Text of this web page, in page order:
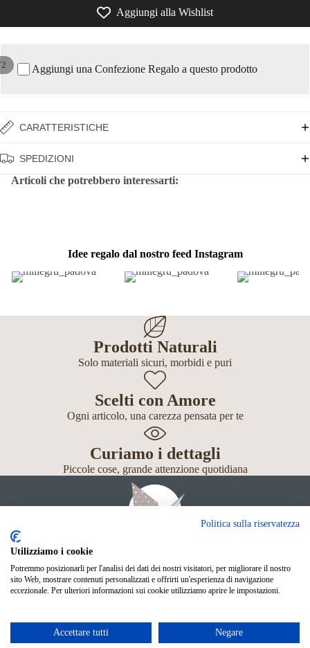
2
Aggiungi alla Wishlist
Aggiungi una Confezione Regalo a questo prodotto
CARATTERISTICHE
SPEDIZIONI
Articoli che potrebbero interessarti:
Idee regalo dal nostro feed Instagram
Prodotti Naturali
Solo materiali sicuri, morbidi e puri
Scelti con Amore
Ogni articolo, una carezza pensata per te
Curiamo i dettagli
Piccole cose, grande attenzione quotidiana
Giochi
Neonato
Shop Online
© Mille Gru di Sofia Calore. P.IVA 05033240283
Politica sulla riservatezza
Utilizziamo i cookie
Potremmo posizionarli per l'analisi dei dati dei nostri visitatori, per migliorare il nostro
sito Web, mostrare contenuti personalizzati e offrirti un'esperienza di navigazione
eccezionale. Per ulteriori informazioni sui cookie utilizziamo aprire le impostazioni.
Accettare tutti Negare